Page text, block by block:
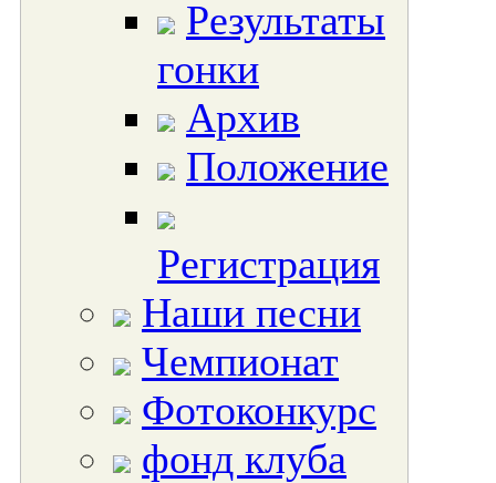
Результаты
гонки
Архив
Положение
Регистрация
Наши песни
Чемпионат
Фотоконкурс
фонд клуба